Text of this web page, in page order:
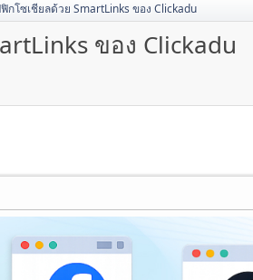
กโซเชียลด้วย SmartLinks ของ Clickadu
ของ Clickadu